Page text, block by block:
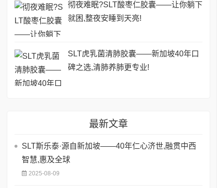
彻夜难眠?SLT酸枣仁胶囊——让你躺下
就困,整夜安睡到天亮!
SLT虎乳菌清肺胶囊——新加坡40年口
碑之选,清肺养肺更专业!
最新文章
SLT斯乐泰·源自新加坡——40年仁心济世,融贯中西
智慧,惠及全球
2025-08-09